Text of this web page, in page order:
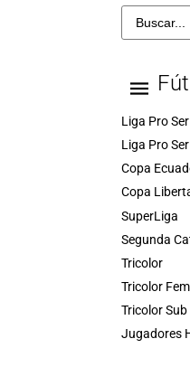
Liga Pro
Liga Pro
Copa
Copa
SuperLiga
Segunda
Tricolor
Tricolor
Tricolor Sub
Jugadores